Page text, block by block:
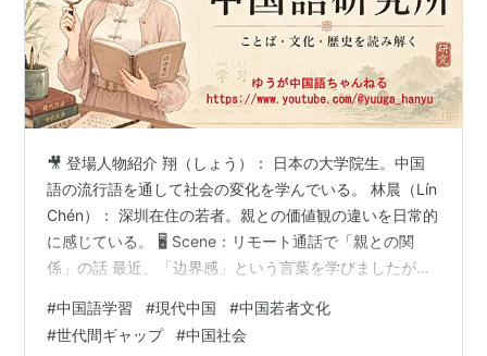
🎥 登場人物紹介 翔（しょう）： 日本の大学院生。中国
語の流行語を通して社会の変化を学んでいる。 林晨（Lín
Chén）： 深圳在住の若者。親との価値観の違いを日常的
に感じている。 🖥️ Scene：リモート通話で「親との関
係」の話 最近、「边界感」という言葉を学びましたが、
りますね。今、中国ではよくこういう言葉が使われま
す。 代际差（dàijì chā）世代間ギャップ 日本でもよく聞
#中国語学習 #現代中国 #中国若者文化
#世代間ギャップ #中国社会